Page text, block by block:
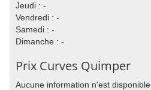
Jeudi : -
Vendredi : -
Samedi : -
Dimanche : -
Prix Curves Quimper
Aucune information n'est